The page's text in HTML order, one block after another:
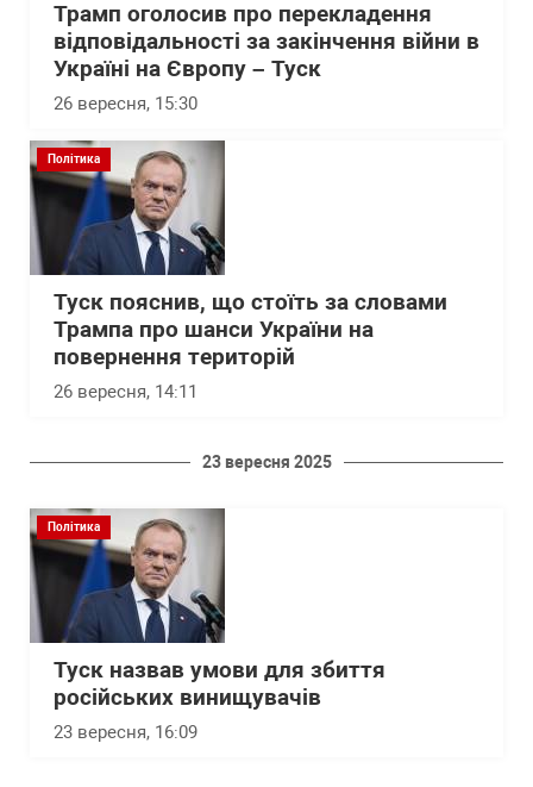
Трамп оголосив про перекладення
відповідальності за закінчення війни в
Україні на Європу – Туск
26 вересня, 15:30
Політика
Туск пояснив, що стоїть за словами
Трампа про шанси України на
повернення територій
26 вересня, 14:11
23 вересня 2025
Політика
Туск назвав умови для збиття
російських винищувачів
23 вересня, 16:09